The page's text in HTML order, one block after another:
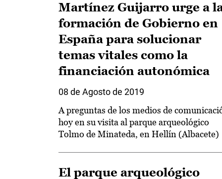
Martínez Guijarro urge a
formación de Gobierno en
España para solucionar
temas vitales como la
financiación autonómica
08 de Agosto de 2019
A preguntas de los medios de
hoy en su visita al parque arqueológico
Tolmo de Minateda, en Hellín (Albacete)
El parque arqueológico